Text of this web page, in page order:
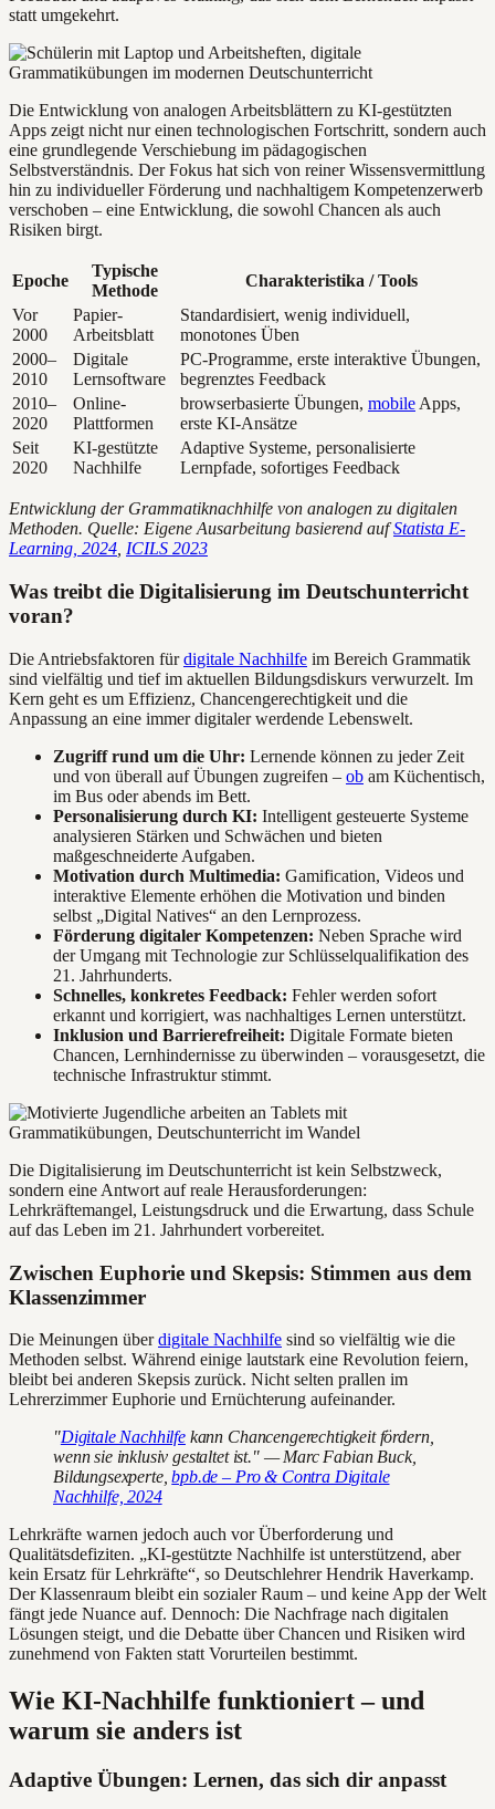
statt umgekehrt.
Die Entwicklung von analogen Arbeitsblättern zu KI-gestützten
Apps zeigt nicht nur einen technologischen Fortschritt, sondern auch
eine grundlegende Verschiebung im pädagogischen
Selbstverständnis. Der Fokus hat sich von reiner Wissensvermittlung
hin zu individueller Förderung und nachhaltigem Kompetenzerwerb
verschoben – eine Entwicklung, die sowohl Chancen als auch
Risiken birgt.
Epoche
Typische
Methode
Charakteristika / Tools
Vor
2000
Papier-
Arbeitsblatt
Standardisiert, wenig individuell,
monotones Üben
2000–
2010
Digitale
Lernsoftware
PC-Programme, erste interaktive Übungen,
begrenztes Feedback
2010–
2020
Online-
Plattformen
browserbasierte Übungen, mobile Apps,
erste KI-Ansätze
Seit
2020
KI-gestützte
Nachhilfe
Adaptive Systeme, personalisierte
Lernpfade, sofortiges Feedback
Entwicklung der Grammatiknachhilfe von analogen zu digitalen
Methoden. Quelle: Eigene Ausarbeitung basierend aufStatista E-
Learning, 2024 ICILS 2023
Was treibt die Digitalisierung im Deutschunterricht
voran?
Die Antriebsfaktoren fürdigitale Nachhilfe im Bereich Grammatik
sind vielfältig und tief im aktuellen Bildungsdiskurs verwurzelt. Im
Kern geht es um Effizienz, Chancengerechtigkeit und die
Anpassung an eine immer digitaler werdende Lebenswelt.
Zugriff rund um die Uhr: Lernende können zu jeder Zeit
und von überall auf Übungen zugreifen – ob am Küchentisch,
im Bus oder abends im Bett.
Personalisierung durch KI: Intelligent gesteuerte Systeme
analysieren Stärken und Schwächen und bieten
maßgeschneiderte Aufgaben.
Motivation durch Multimedia: Gamification, Videos und
interaktive Elemente erhöhen die Motivation und binden
selbst „Digital Natives“ an den Lernprozess.
Förderung digitaler Kompetenzen: Neben Sprache wird
der Umgang mit Technologie zur Schlüsselqualifikation des
21. Jahrhunderts.
Schnelles, konkretes Feedback: Fehler werden sofort
erkannt und korrigiert, was nachhaltiges Lernen unterstützt.
Inklusion und Barrierefreiheit: Digitale Formate bieten
Chancen, Lernhindernisse zu überwinden – vorausgesetzt, die
technische Infrastruktur stimmt.
Die Digitalisierung im Deutschunterricht ist kein Selbstzweck,
sondern eine Antwort auf reale Herausforderungen:
Lehrkräftemangel, Leistungsdruck und die Erwartung, dass Schule
auf das Leben im 21. Jahrhundert vorbereitet.
Zwischen Euphorie und Skepsis: Stimmen aus dem
Klassenzimmer
Die Meinungen überdigitale Nachhilfe sind so vielfältig wie die
Methoden selbst. Während einige lautstark eine Revolution feiern,
bleibt bei anderen Skepsis zurück. Nicht selten prallen im
Lehrerzimmer Euphorie und Ernüchterung aufeinander.
"Digitale Nachhilfekann Chancengerechtigkeit fördern,
wenn sie inklusiv gestaltet ist." — Marc Fabian Buck,
Bildungsexperte,bpb.de – Pro & Contra Digitale
Nachhilfe, 2024
Lehrkräfte warnen jedoch auch vor Überforderung und
Qualitätsdefiziten. „KI-gestützte Nachhilfe ist unterstützend, aber
kein Ersatz für Lehrkräfte“, so Deutschlehrer Hendrik Haverkamp.
Der Klassenraum bleibt ein sozialer Raum – und keine App der Welt
fängt jede Nuance auf. Dennoch: Die Nachfrage nach digitalen
Lösungen steigt, und die Debatte über Chancen und Risiken wird
zunehmend von Fakten statt Vorurteilen bestimmt.
Wie KI-Nachhilfe funktioniert – und
warum sie anders ist
Adaptive Übungen: Lernen, das sich dir anpasst